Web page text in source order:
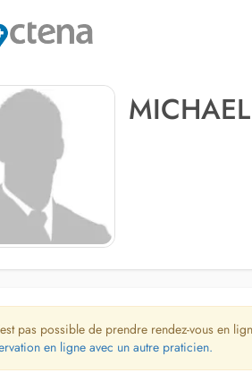
pas possible de prendre rendez-vous en
en ligne avec un autre praticien.